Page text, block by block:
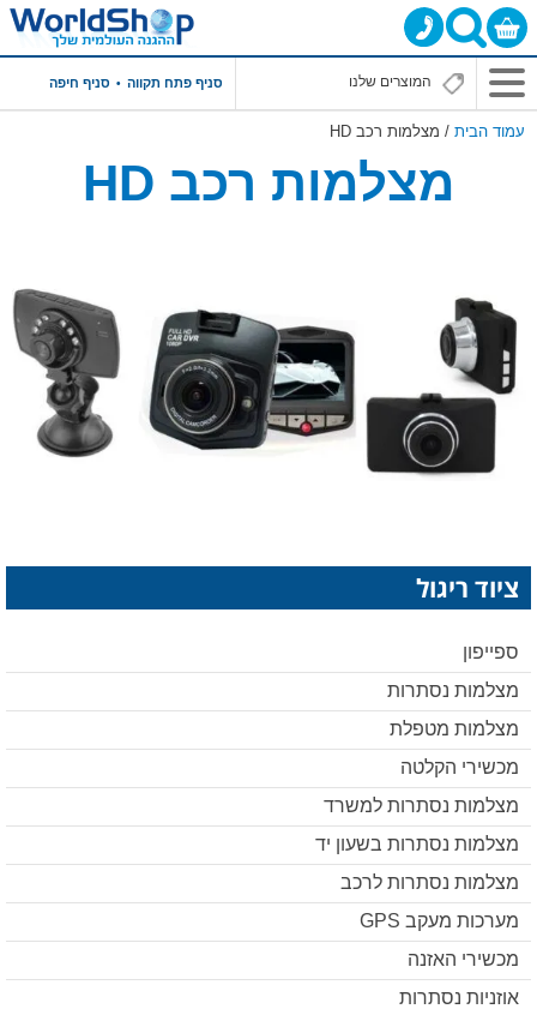
סניף פתח תקווה סניף חיפה
עמוד הבית / מצלמות רכב HD
מצלמות רכב HD
ציוד ריגול
ספייפון
מצלמות נסתרות
מצלמות מטפלת
מכשירי הקלטה
מצלמות נסתרות למשרד
מצלמות נסתרות בשעון יד
מצלמות נסתרות לרכב
מערכות מעקב GPS
מכשירי האזנה
אוזניות נסתרות